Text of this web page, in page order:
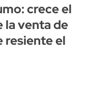
crece el
la venta de
resiente el